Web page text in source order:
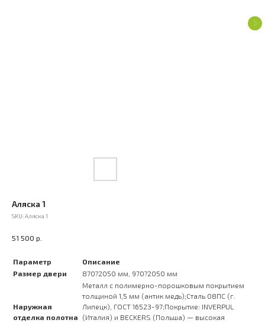
Аляска 1
SKU:Аляска 1
51 500 р.
Параметр
Описание
Размер двери
870?2050 мм, 970?2050 мм
Наружная
отделка полотна
Металл с полимерно-порошковым покрытием
толщиной 1,5 мм (антик медь);Сталь 08ПС (г.
Липецк), ГОСТ 16523-97;Покрытие: INVERPUL
(Италия) и BECKERS (Польша) — высокая